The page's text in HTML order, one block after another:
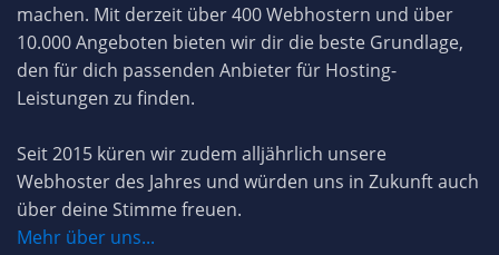
machen. Mit derzeit über 400 Webhostern und über
10.000 Angeboten bieten wir dir die beste Grundlage,
den für dich passenden Anbieter für Hosting-
Leistungen zu finden.
Seit 2015 küren wir zudem alljährlich unsere
Webhoster des Jahres und würden uns in Zukunft auch
über deine Stimme freuen.
Mehr über uns...